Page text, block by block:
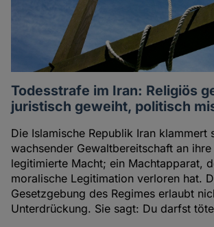
Todesstrafe im Iran: Religiös
juristisch geweiht, politisch
Die Islamische Republik Iran klammert
wachsender Gewaltbereitschaft an
legitimierte Macht; ein Machtapparat,
moralische Legitimation verloren hat.
Gesetzgebung des Regimes erlaubt
Unterdrückung. Sie sagt: Du darfst